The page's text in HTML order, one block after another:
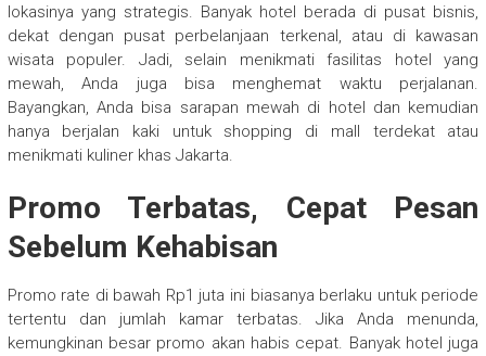
lokasinya yang strategis. Banyak hotel berada di pusat bisnis,
dekat dengan pusat perbelanjaan terkenal, atau di kawasan
wisata populer. Jadi, selain menikmati fasilitas hotel yang
mewah, Anda juga bisa menghemat waktu perjalanan.
Bayangkan, Anda bisa sarapan mewah di hotel dan kemudian
hanya berjalan kaki untuk shopping di mall terdekat atau
menikmati kuliner khas Jakarta.
Promo Terbatas, Cepat Pesan
Sebelum Kehabisan
Promo rate di bawah Rp1 juta ini biasanya berlaku untuk periode
tertentu dan jumlah kamar terbatas. Jika Anda menunda,
kemungkinan besar promo akan habis cepat. Banyak hotel juga